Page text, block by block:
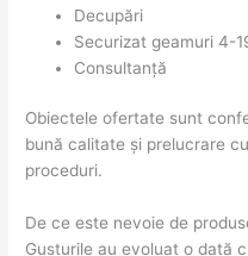
Decupări
Securizat geamuri 4-
Consultanță
Obiectele ofertate sunt
bună calitate și prelucrare
proceduri.
De ce este nevoie de
Gusturile au evoluat o dată